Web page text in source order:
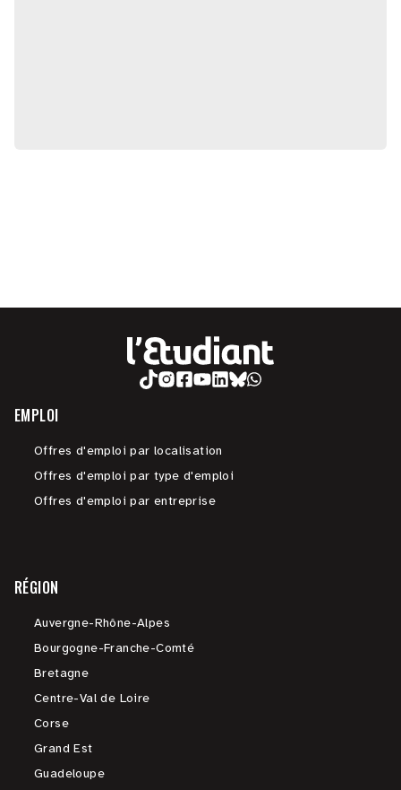
EMPLOI
Offres d'emploi par localisation
Offres d'emploi par type d'emploi
Offres d'emploi par entreprise
RÉGION
Auvergne-Rhône-Alpes
Bourgogne-Franche-Comté
Bretagne
Centre-Val de Loire
Corse
Grand Est
Guadeloupe